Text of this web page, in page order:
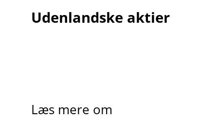
Udenlandske aktier
Læs mere om